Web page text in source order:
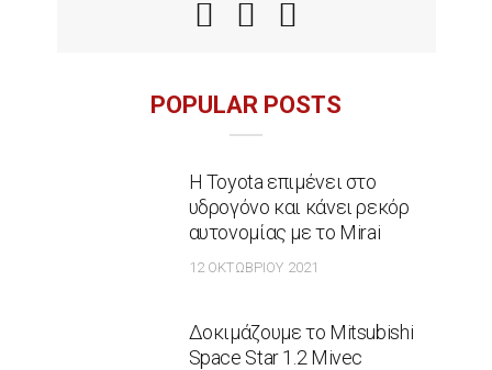
POPULAR POSTS
Η Toyota επιμένει στο
υδρογόνο και κάνει ρεκόρ
αυτονομίας με το Mirai
12 ΟΚΤΩΒΡΊΟΥ 2021
Δοκιμάζουμε το Mitsubishi
Space Star 1.2 Mivec